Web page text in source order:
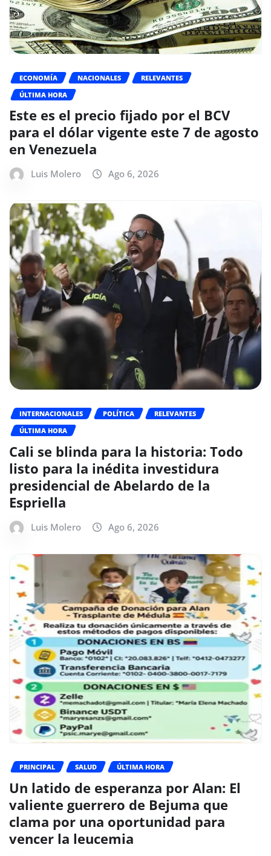
ECONOMÍA NACIONALES
RELEVANTES
ÚLTIMA HORA
Este es el precio fijado por el BCV
para el dólar vigente este 7 de agosto
en Venezuela
Luis Molero Ago 6, 2026
INTERNACIONALES POLÍTICA
RELEVANTES
ÚLTIMA HORA
Cali se blinda para la historia: Todo
listo para la inédita investidura
presidencial de Abelardo de la
Espriella
Luis Molero Ago 6, 2026
PRINCIPAL SALUD ÚLTIMA HORA
Un latido de esperanza por Alan: El
valiente guerrero de Bejuma que
clama por una oportunidad para
vencer la leucemia